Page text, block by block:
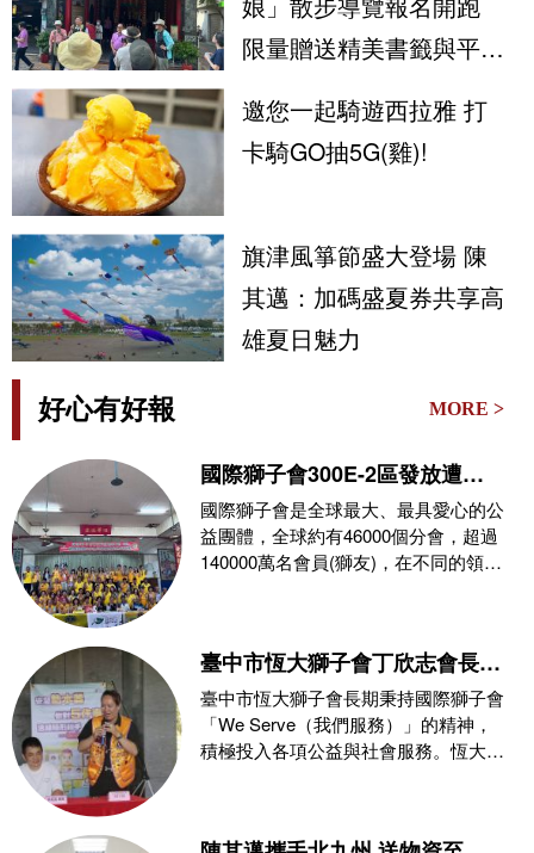
限量贈送精美書籤與平安
邀您一起騎遊西拉雅 打
卡騎GO抽5G(雞)!
旗津風箏節盛大登場 陳
其邁：加碼盛夏券共享高
雄夏日魅力
好心有好報 MORE >
國際獅子會300E-2區發放遭
0626豪雨侵襲受災戶救災物資
國際獅子會是全球最大、最具愛心的公
益團體，全球約有46000個分會，超過
140000萬名會員(獅友)，在不同的領
臺中市恆大獅子會丁欣志會長攜
手消防局推動公益，玉之緣珠寶
力挺防災教育與熱血捐血守護社
會
臺中市恆大獅子會長期秉持國際獅子會
「We Serve（我們服務）」的精神，
積極投入各項公益與社會服務。恆大獅